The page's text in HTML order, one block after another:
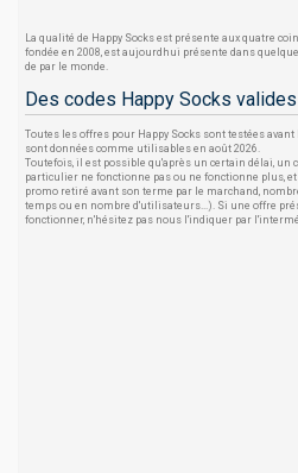
La qualité de Happy Socks est présente aux quatre
fondée en 2008, est aujourdhui présente dans
de par le monde.
Des codes Happy Socks valides
Toutes les offres pour Happy Socks sont testées
sont données comme utilisables en août 2026.
Toutefois, il est possible qu'après un certain délai, un
particulier ne fonctionne pas ou ne fonctionne plus,
promo retiré avant son terme par le marchand,
temps ou en nombre d'utilisateurs...). Si une offre
fonctionner, n'hésitez pas nous l'indiquer par